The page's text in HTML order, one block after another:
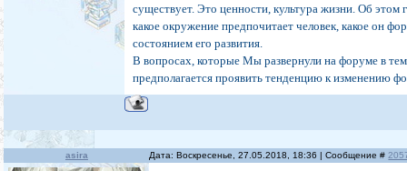
существует. Это ценности, культура жизни. Об этом
какое окружение предпочитает человек, какое он
состоянием его развития.
В вопросах, которые Мы развернули на форуме в
предполагается проявить тенденцию к изменению
asira Дата: Воскресенье, 27.05.2018, 18:36 | Сообщение #